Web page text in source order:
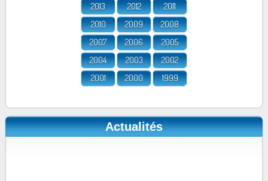
2013
2012
2011
2010
2009
2008
2007
2006
2005
2004
2003
2002
2001
2000 1999
Actualités